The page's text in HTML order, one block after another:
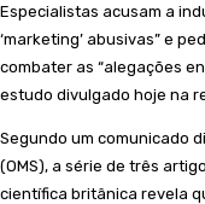
Especialistas acusam a
‘marketing’ abusivas” e
combater as “alegações
estudo divulgado hoje na
Segundo um comunicado
(OMS), a série de três
científica britânica revela